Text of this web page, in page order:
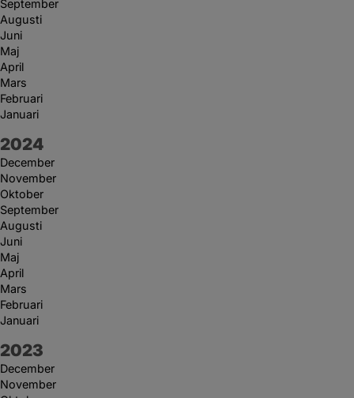
September
Augusti
Juni
Maj
April
Mars
Februari
Januari
År:
2024
December
November
Oktober
September
Augusti
Juni
Maj
April
Mars
Februari
Januari
År:
2023
December
November